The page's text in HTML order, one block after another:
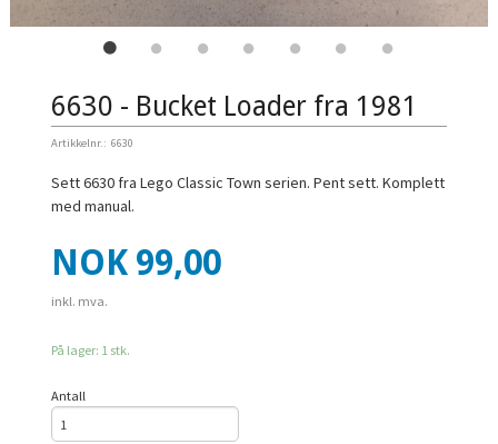
6630 - Bucket Loader fra 1981
Artikkelnr.: 6630
Sett 6630 fra Lego Classic Town serien. Pent sett. Komplett
med manual.
Pris
NOK 99,00
inkl. mva.
På lager: 1 stk.
Antall